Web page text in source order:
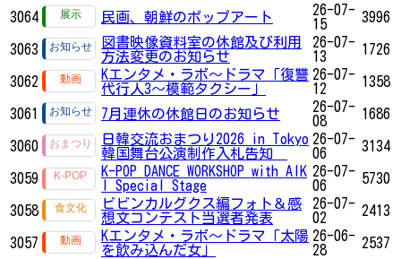
3064 民画、朝鮮のポップアート
26-07-
15
3996
3063
図書映像資料室の休館及び利用
方法変更のお知らせ
26-07-
13
1726
3062
Kエンタメ・ラボ～ドラマ「復讐
代行人3～模範タクシー」
26-07-
12
1358
3061 7月連休の休館日のお知らせ
26-07-
08
1686
3060
日韓交流おまつり2026 in Tokyo
韓国舞台公演制作入札告知
26-07-
06
3134
3059
K-POP DANCE WORKSHOP with AIK
I Special Stage
26-07-
06
5730
3058
ビビンカルグクス編フォト＆感
想文コンテスト当選者発表
26-07-
02
2413
3057
Kエンタメ・ラボ～ドラマ「太陽
を飲み込んだ女」
26-06-
28
2537